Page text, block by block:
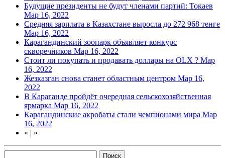
Будущие президенты не будут членами партий: Токаев
Мар 16, 2022
Средняя зарплата в Казахстане выросла до 272 968 тенге
Мар 16, 2022
Карагандинский зоопарк объявляет конкурс
скворечников Мар 16, 2022
Стоит ли покупать и продавать доллары на OLX ? Мар
16, 2022
Жезказган снова станет областным центром Мар 16,
2022
В Караганде пройдёт очередная сельскохозяйственная
ярмарка Мар 16, 2022
Карагандинские акробаты стали чемпионами мира Мар
16, 2022
« | »